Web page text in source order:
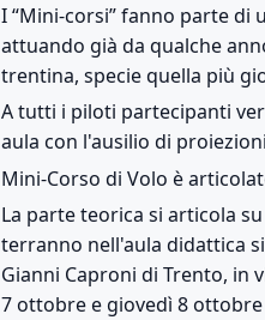
I “Mini-corsi” fanno parte di
attuando già da qualche
trentina, specie quella più
A tutti i piloti partecipanti
aula con l'ausilio di
Mini-Corso di Volo è
La parte teorica si articola
terranno nell'aula didattica
Gianni Caproni di Trento, in
7 ottobre e giovedì 8